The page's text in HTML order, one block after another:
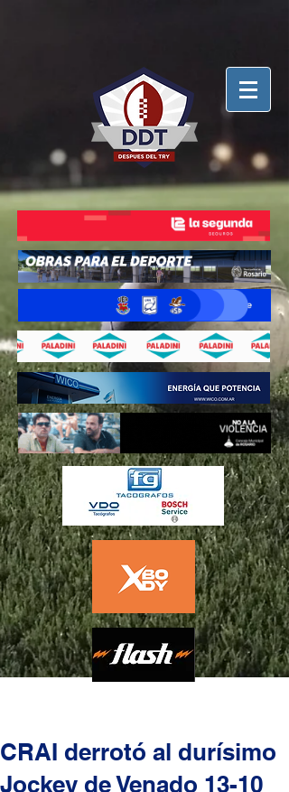
CRAI derrotó al durísimo
Jockey de Venado 13-10